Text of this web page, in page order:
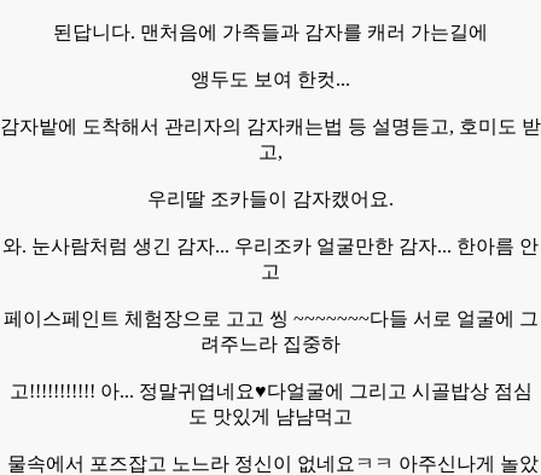
된답니다. 맨처음에 가족들과 감자를 캐러 가는길에
앵두도 보여 한컷...
감자밭에 도착해서 관리자의 감자캐는법 등 설명듣고, 호미도 받
고,
우리딸 조카들이 감자캤어요.
와. 눈사람처럼 생긴 감자... 우리조카 얼굴만한 감자... 한아름 안
고
페이스페인트 체험장으로 고고 씽 ~~~~~~~다들 서로 얼굴에 그
려주느라 집중하
고!!!!!!!!!!! 아... 정말귀엽네요♥다얼굴에 그리고 시골밥상 점심
도 맛있게 냠냠먹고
물속에서 포즈잡고 노느라 정신이 없네요ㅋㅋ 아주신나게 놀았